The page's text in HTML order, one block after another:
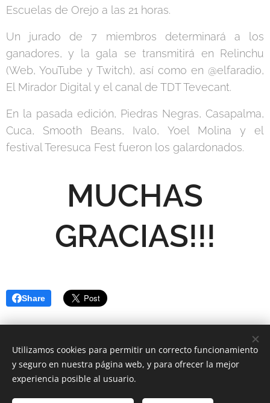
Escuelas de Orejo a las 21 horas.
Un jurado de 7 miembros determinará a los
ganadores, y la gala se transmitirá en Relinchu
(Web, YouTube y Twitch), así como en @elfaradio,
El Mirador Digital y el canal de TDT Tevecant.
En la pasada edición, Piedras Negras, Casapalma,
Cuca, Smooth Beans, Ivalo, Yoel Molina y el
festival Teresuca Fest fueron los galardonados.
MUCHAS
GRACIAS!!!
Share
© 2022 Nos Vemos En Primera Fila. Todos los derechos
Utilizamos cookies para permitir un correcto funcionamiento
y seguro en nuestra página web, y para ofrecer la mejor
experiencia posible al usuario.